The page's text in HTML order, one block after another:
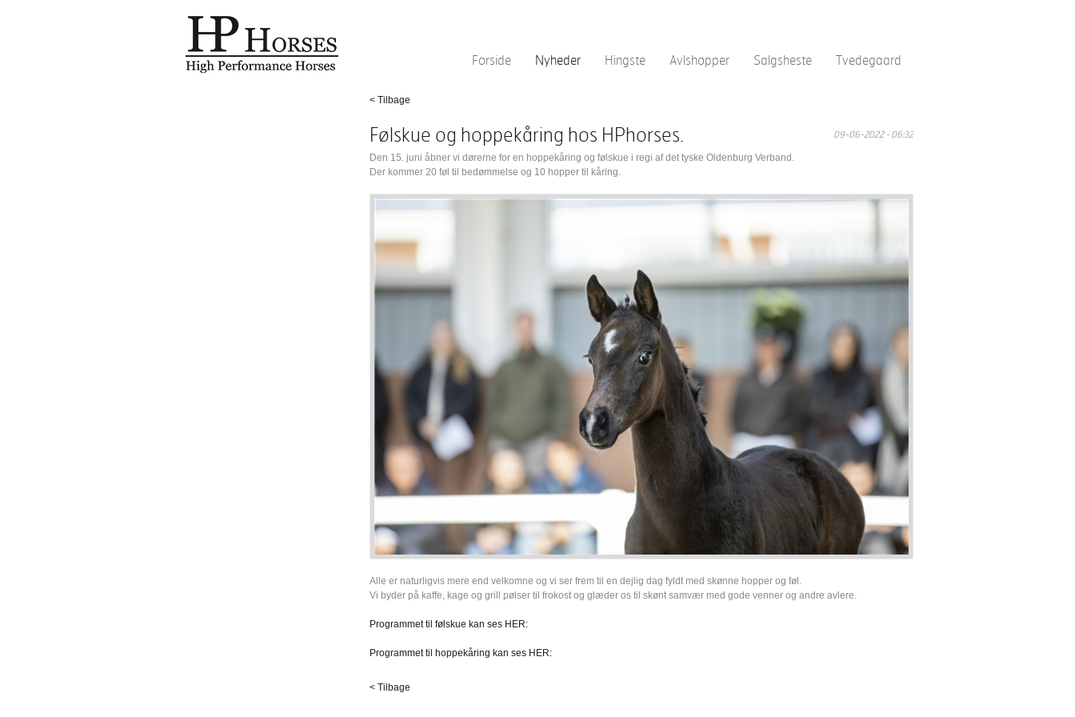
Forside Nyheder Hingste Avlshopper Salgsheste Tvedegaard
< Tilbage
Følskue og hoppekåring hos HPhorses. 09-06-2022 - 06:32
Den 15. juni åbner vi dørerne for en hoppekåring og følskue i regi af det tyske Oldenburg Verband.
Der kommer 20 føl til bedømmelse og 10 hopper til kåring.
Alle er naturligvis mere end velkomne og vi ser frem til en dejlig dag fyldt med skønne hopper og føl.
Vi byder på kaffe, kage og grill pølser til frokost og glæder os til skønt samvær med gode venner og andre avlere.
Programmet til følskue kan ses HER:
Programmet til hoppekåring kan ses HER:
< Tilbage